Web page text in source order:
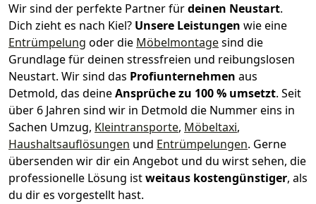
Wir sind der perfekte Partner fürdeinen Neustart.
Dich zieht es nach Kiel? Unsere Leistungen wie eine
Entrümpelung oder die Möbelmontagesind die
Grundlage für deinen stressfreien und reibungslosen
Neustart. Wir sind das Profiunternehmen aus
Detmold, das deineAnsprüche zu 100 % umsetzt. Seit
über 6 Jahren sind wir in Detmold die Nummer eins in
Sachen Umzug, Kleintransporte, Möbeltaxi,
Haushaltsauflösungen und Entrümpelungen. Gerne
übersenden wir dir ein Angebot und du wirst sehen, die
professionelle Lösung istweitaus kostengünstiger, als
du dir es vorgestellt hast.